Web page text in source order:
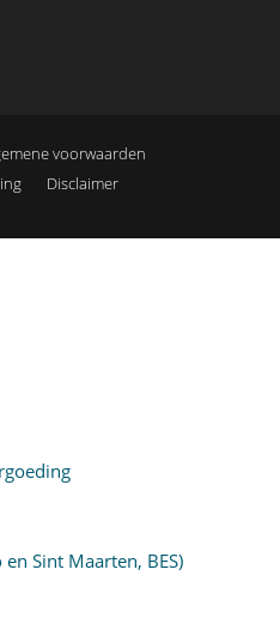
voorwaarden
Disclaimer
Sint Maarten, BES)